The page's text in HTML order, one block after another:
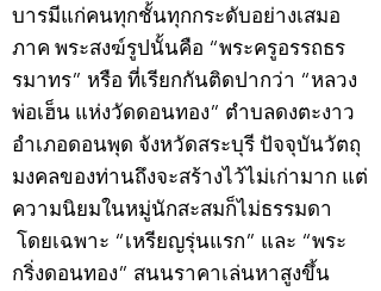
บารมีแก่คนทุกชั้นทุกกระดับอย่างเสมอ
ภาค พระสงฆ์รูปนั้นคือ “พระครูอรรถธร
รมาทร” หรือ ที่เรียกกันติดปากว่า “หลวง
พ่อเฮ็น แห่งวัดดอนทอง” ตำบลดงตะงาว
อำเภอดอนพุด จังหวัดสระบุรี ปัจจุบันวัตถุ
มงคลของท่านถึงจะสร้างไว้ไม่เก่ามาก แต่
ความนิยมในหมู่นักสะสมก็ไม่ธรรมดา
โดยเฉพาะ “เหรียญรุ่นแรก” และ “พระ
กริ่งดอนทอง” สนนราคาเล่นหาสูงขึ้น